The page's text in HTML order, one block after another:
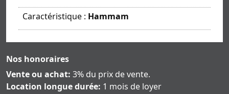
Caractéristique : Hammam
Nos honoraires
Vente ou achat: 3% du prix de vente.
Location longue durée: 1 mois de loyer